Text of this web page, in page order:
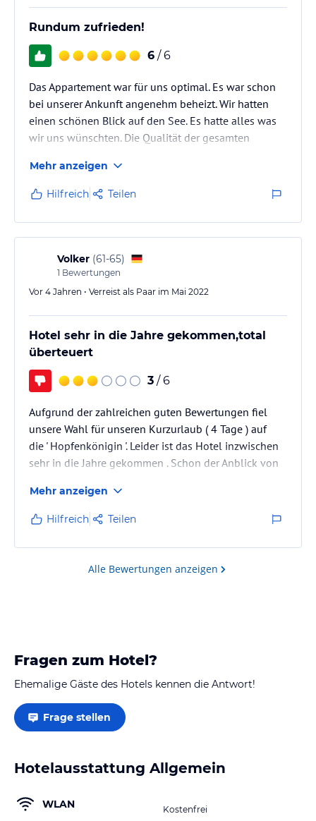
Rundum zufrieden!
6 / 6
Das Appartement war für uns optimal. Es war schon
bei unserer Ankunft angenehm beheizt. Wir hatten
einen schönen Blick auf den See. Es hatte alles was
wir uns wünschten. Die Qualität der gesamten
viel Infomaterial und Informationen für unseren
Aufenthalt.
Mehr anzeigen
Hilfreich Teilen
Volker (61-65)
1 Bewertungen
Vor 4 Jahren • Verreist als Paar im Mai 2022
Hotel sehr in die Jahre gekommen,total
überteuert
3 / 6
Aufgrund der zahlreichen guten Bewertungen fiel
unsere Wahl für unseren Kurzurlaub ( 4 Tage ) auf
die ' Hopfenkönigin '. Leider ist das Hotel inzwischen
sehr in die Jahre gekommen . Schon der Anblick von
dringend nötig . Zudem scheinen die Aussenanlagen
auch nicht mehr groß gepflegt zu werden . So spriesst
das Unkraut auf und um die Wohnungsterassen .
Dies ist alles kein 4 Sterne Niveau .
Die Wohnung war sauber und die Lage ist sehr ruhig .
Mehr anzeigen
Hilfreich Teilen
Alle Bewertungen anzeigen
Fragen zum Hotel?
Ehemalige Gäste des Hotels kennen die Antwort!
Frage stellen
Hotelausstattung Allgemein
WLAN Kostenfrei